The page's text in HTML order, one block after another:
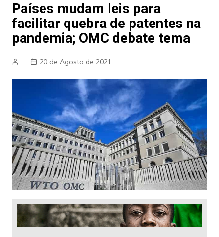
Países mudam leis para
facilitar quebra de patentes na
pandemia; OMC debate tema
20 de Agosto de 2021